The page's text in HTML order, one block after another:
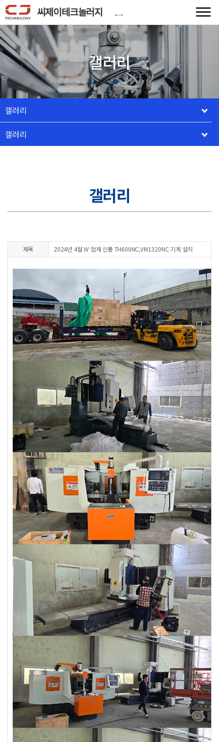
씨제이테크놀러지
갤러리
갤러리
갤러리
갤러리
제목 2024년 4월 W 업체 신품 TH600NC,VM1320NC 기계 설치